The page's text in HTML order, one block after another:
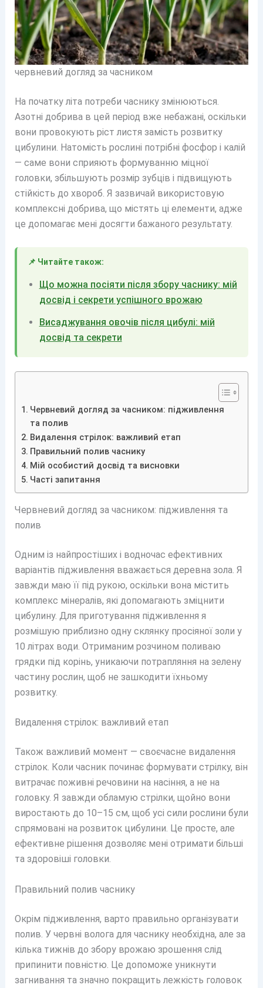
червневий догляд за часником
На початку літа потреби часнику змінюються.
Азотні добрива в цей період вже небажані, оскільки
вони провокують ріст листя замість розвитку
цибулини. Натомість рослині потрібні фосфор і калій
— саме вони сприяють формуванню міцної
головки, збільшують розмір зубців і підвищують
стійкість до хвороб. Я зазвичай використовую
комплексні добрива, що містять ці елементи, адже
це допомагає мені досягти бажаного результату.
📌 Читайте також:
Що можна посіяти після збору часнику: мій
досвід і секрети успішного врожаю
Висаджування овочів після цибулі: мій
досвід та секрети
Червневий догляд за часником: підживлення
та полив
Видалення стрілок: важливий етап
Правильний полив часнику
Мій особистий досвід та висновки
Часті запитання
Червневий догляд за часником: підживлення та
полив
Одним із найпростіших і водночас ефективних
варіантів підживлення вважається деревна зола. Я
завжди маю її під рукою, оскільки вона містить
комплекс мінералів, які допомагають зміцнити
цибулину. Для приготування підживлення я
розмішую приблизно одну склянку просіяної золи у
10 літрах води. Отриманим розчином поливаю
грядки під корінь, уникаючи потрапляння на зелену
частину рослин, щоб не зашкодити їхньому
розвитку.
Видалення стрілок: важливий етап
Також важливий момент — своєчасне видалення
стрілок. Коли часник починає формувати стрілку, він
витрачає поживні речовини на насіння, а не на
головку. Я завжди обламую стрілки, щойно вони
виростають до 10–15 см, щоб усі сили рослини були
спрямовані на розвиток цибулини. Це просте, але
ефективне рішення дозволяє мені отримати більші
та здоровіші головки.
Правильний полив часнику
Окрім підживлення, варто правильно організувати
полив. У червні волога для часнику необхідна, але за
кілька тижнів до збору врожаю зрошення слід
припинити повністю. Це допоможе уникнути
загнивання та значно покращить лежкість головок